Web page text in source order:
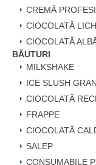
CREMĂ
CIOCOLATĂ
CIOCOLATĂ
BĂUTURI
MILKSHAKE
ICE SLUSH
CIOCOLATĂ
FRAPPE
CIOCOLATĂ
SALEP
CONSUMABILE